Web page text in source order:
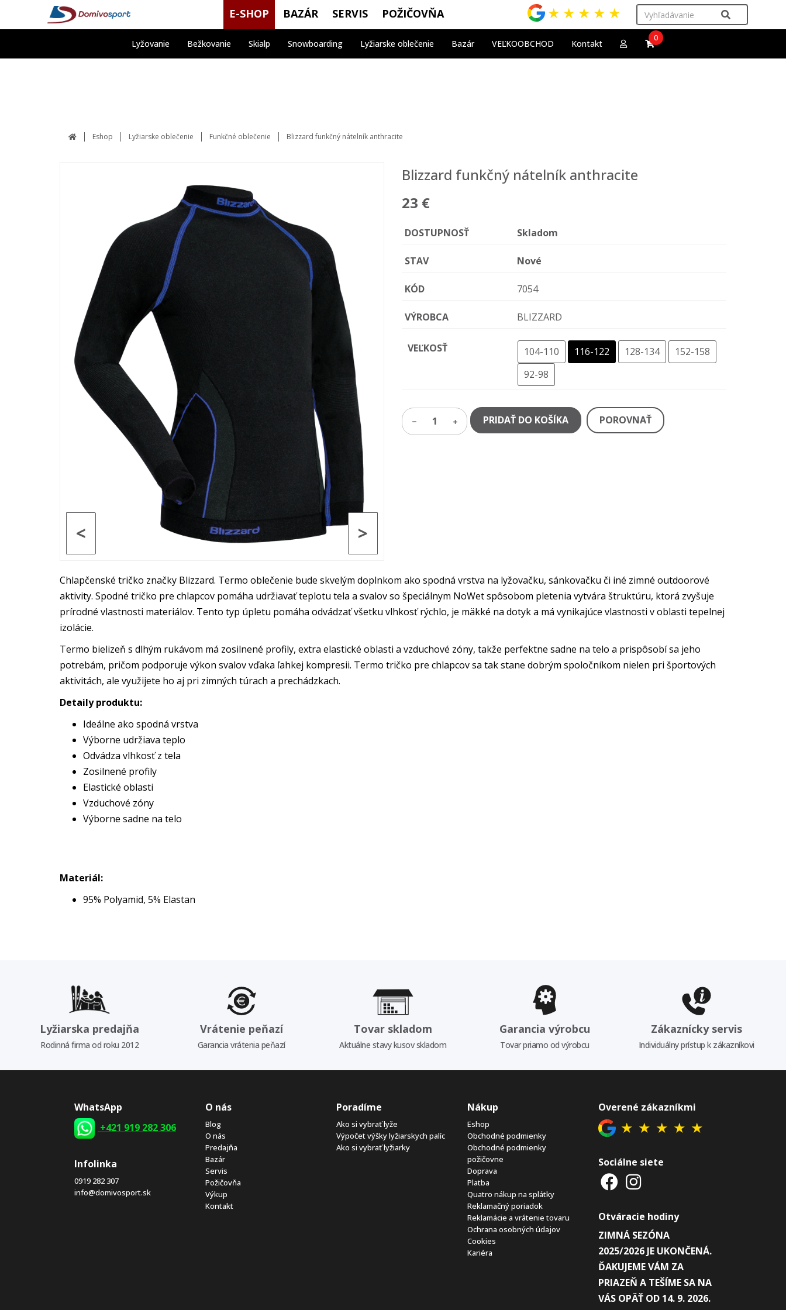
E-SHOP BAZÁR SERVIS POŽIČOVŇA ★ ★ ★ ★ ★
Lyžovanie Bežkovanie Skialp Snowboarding Lyžiarske oblečenie Bazár VEĽKOOBCHOD Kontakt
0
Eshop Lyžiarske oblečenie Funkčné oblečenie Blizzard funkčný nátelník anthracite
>
<
Blizzard funkčný nátelník anthracite
23 €
DOSTUPNOSŤ Skladom
STAV Nové
KÓD 7054
VÝROBCA BLIZZARD
VEĽKOSŤ 104-110 116-122 128-134
152-158
92-98
1 PRIDAŤ DO KOŠÍKA POROVNAŤ
Chlapčenské tričko značky Blizzard. Termo oblečenie bude skvelým doplnkom ako spodná vrstva na lyžovačku, sánkovačku či iné zimné outdoorové
aktivity. Spodné tričko pre chlapcov pomáha udržiavať teplotu tela a svalov so špeciálnym NoWet spôsobom pletenia vytvára štruktúru, ktorá zvyšuje
prírodné vlastnosti materiálov. Tento typ úpletu pomáha odvádzať všetku vlhkosť rýchlo, je mäkké na dotyk a má vynikajúce vlastnosti v oblasti tepelnej
izolácie.
Termo bielizeň s dlhým rukávom má zosilnené profily, extra elastické oblasti a vzduchové zóny, takže perfektne sadne na telo a prispôsobí sa jeho
potrebám, pričom podporuje výkon svalov vďaka ľahkej kompresii. Termo tričko pre chlapcov sa tak stane dobrým spoločníkom nielen pri športových
aktivitách, ale využijete ho aj pri zimných túrach a prechádzkach.
Detaily produktu:
Ideálne ako spodná vrstva
Výborne udržiava teplo
Odvádza vlhkosť z tela
Zosilnené profily
Elastické oblasti
Vzduchové zóny
Výborne sadne na telo
Materiál:
95% Polyamid, 5% Elastan
Lyžiarska predajňa
Rodinná firma od roku 2012
Vrátenie peňazí
Garancia vrátenia peňazí
Tovar skladom
Aktuálne stavy kusov skladom
Garancia výrobcu
Tovar priamo od výrobcu
Zákaznícky servis
Individuálny prístup k zákazníkovi
WhatsApp
+421 919 282 306
Infolinka
0919 282 307
info@domivosport.sk
O nás
Blog
O nás
Predajňa
Bazár
Servis
Požičovňa
Výkup
Kontakt
Poradíme
Ako si vybrať lyže
Výpočet výšky lyžiarskych palíc
Ako si vybrať lyžiarky
Nákup
Eshop
Obchodné podmienky
Obchodné podmienky
požičovne
Doprava
Platba
Quatro nákup na splátky
Reklamačný poriadok
Reklamácie a vrátenie tovaru
Ochrana osobných údajov
Cookies
Kariéra
Overené zákazníkmi
★ ★ ★ ★ ★
Sociálne siete
Otváracie hodiny
ZIMNÁ SEZÓNA
2025/2026 JE UKONČENÁ.
ĎAKUJEME VÁM ZA
PRIAZEŇ A TEŠÍME SA NA
VÁS OPÄŤ OD 14. 9. 2026.